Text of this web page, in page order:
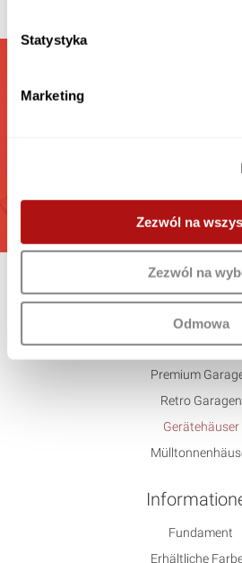
Statystyka
Marketing
Zezwól na
Zezwól na
Odmowa
Berechnen Sie die
GEHEN
Angebot
Standard
Untypisch
Premium
Retro Garagen
Gerätehäuser
Fundament
Erhältliche